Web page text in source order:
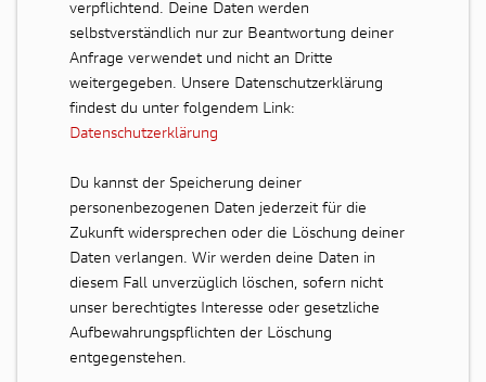
verpflichtend. Deine Daten werden
selbstverständlich nur zur Beantwortung deiner
Anfrage verwendet und nicht an Dritte
weitergegeben. Unsere Datenschutzerklärung
findest du unter folgendem Link:
Datenschutzerklärung
Du kannst der Speicherung deiner
personenbezogenen Daten jederzeit für die
Zukunft widersprechen oder die Löschung deiner
Daten verlangen. Wir werden deine Daten in
diesem Fall unverzüglich löschen, sofern nicht
unser berechtigtes Interesse oder gesetzliche
Aufbewahrungspflichten der Löschung
entgegenstehen.